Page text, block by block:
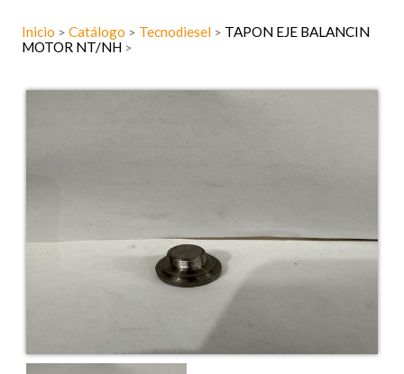
Inicio > Catálogo > Tecnodiesel > TAPON EJE BALANCIN
MOTOR NT/NH >